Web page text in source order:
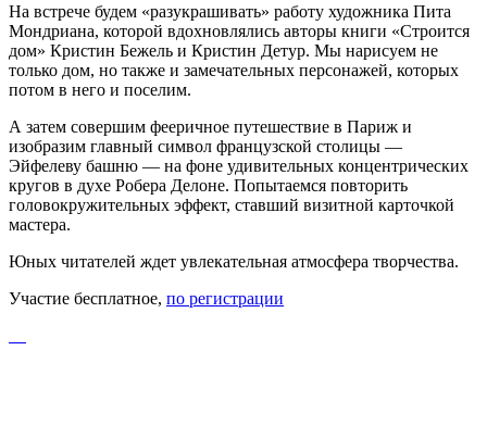
На встрече будем «разукрашивать» работу художника Пита
Мондриана, которой вдохновлялись авторы книги «Строится
дом» Кристин Бежель и Кристин Детур. Мы нарисуем не
только дом, но также и замечательных персонажей, которых
потом в него и поселим.
А затем совершим фееричное путешествие в Париж и
изобразим главный символ французской столицы —
Эйфелеву башню — на фоне удивительных концентрических
кругов в духе Робера Делоне. Попытаемся повторить
головокружительных эффект, ставший визитной карточкой
мастера.
Юных читателей ждет увлекательная атмосфера творчества.
Участие бесплатное, по регистрации